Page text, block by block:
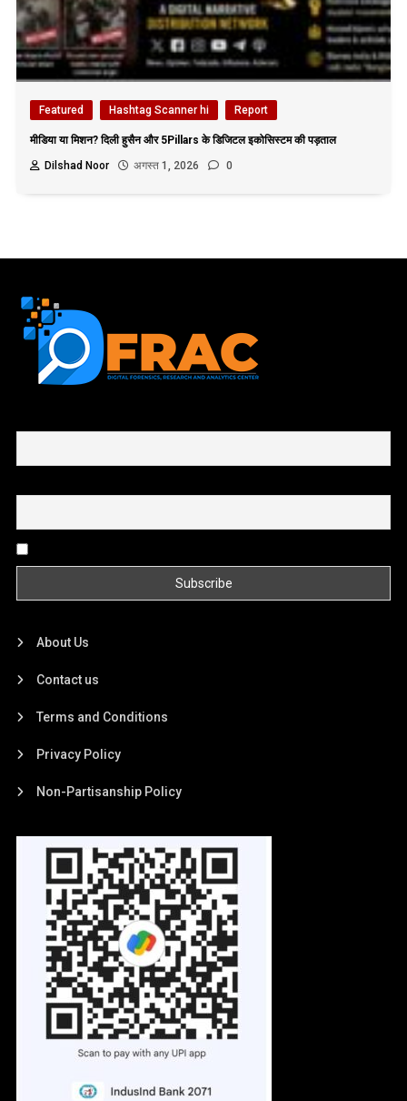
Featured Hashtag Scanner hi Report
मीडिया या मिशन? दिली हुसैन और 5Pillars के डिजिटल इकोसिस्टम की पड़ताल
Dilshad Noor
अगस्त 1, 2026 0
About Us
Contact us
Terms and Conditions
Privacy Policy
Non-Partisanship Policy